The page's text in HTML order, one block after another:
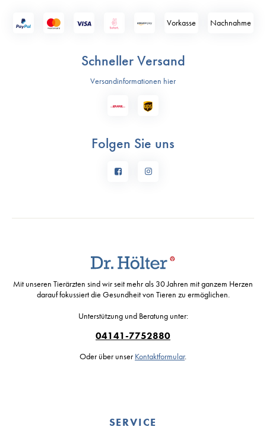
Vorkasse Nach­nahme
Schneller Versand
Versandinformationen hier
Folgen Sie uns
Mit unseren Tierärzten sind wir seit mehr als 30 Jahren mit ganzem Herzen
darauf fokussiert die Gesundheit von Tieren zu ermöglichen.
Unterstützung und Beratung unter:
04141-7752880
Oder über unser Kontaktformular.
SERVICE